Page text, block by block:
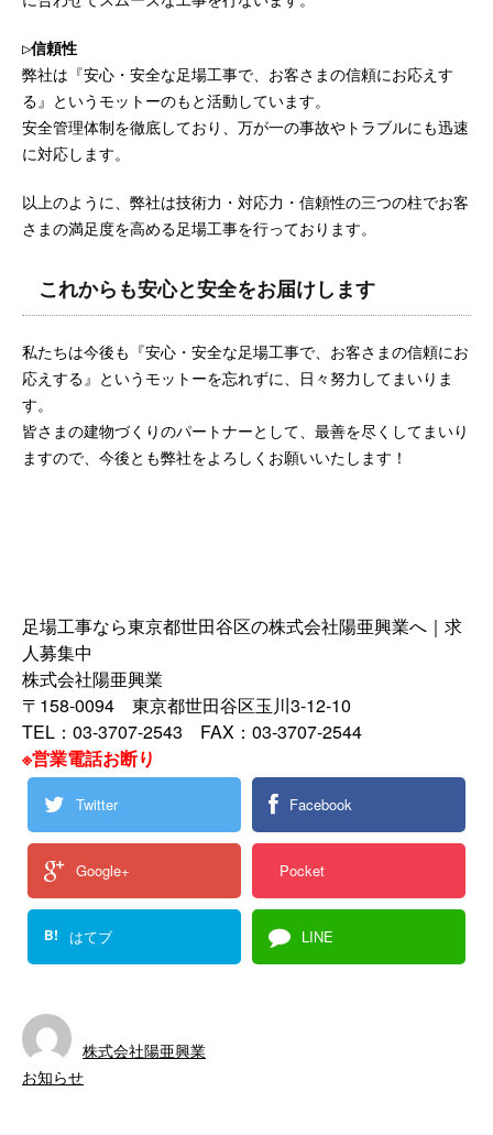
▷信頼性
弊社は『安心・安全な足場工事で、お客さまの信頼にお応えす
る』というモットーのもと活動しています。
安全管理体制を徹底しており、万が一の事故やトラブルにも迅速
に対応します。
以上のように、弊社は技術力・対応力・信頼性の三つの柱でお客
さまの満足度を高める足場工事を行っております。
これからも安心と安全をお届けします
私たちは今後も『安心・安全な足場工事で、お客さまの信頼にお
応えする』というモットーを忘れずに、日々努力してまいりま
す。
皆さまの建物づくりのパートナーとして、最善を尽くしてまいり
ますので、今後とも弊社をよろしくお願いいたします！
足場工事なら東京都世田谷区の株式会社陽亜興業へ｜求
人募集中
株式会社陽亜興業
〒158-0094 東京都世田谷区玉川3-12-10
TEL：03-3707-2543 FAX：03-3707-2544
※営業電話お断り
Twitter Facebook
Google+ Pocket
B! はてブ LINE
株式会社陽亜興業
お知らせ